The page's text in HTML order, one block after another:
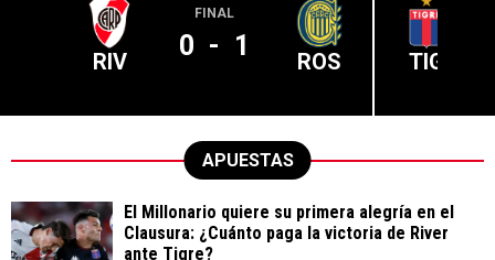
RIV
FINAL
0 - 1 ROS TIG
APUESTAS
El Millonario quiere su primera alegría en el
Clausura: ¿Cuánto paga la victoria de River
ante Tigre?